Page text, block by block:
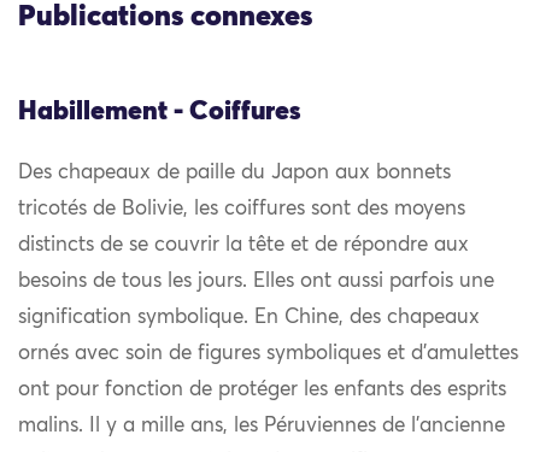
Publications connexes
Habillement - Coiffures
Des chapeaux de paille du Japon aux bonnets
tricotés de Bolivie, les coiffures sont des moyens
distincts de se couvrir la tête et de répondre aux
besoins de tous les jours. Elles ont aussi parfois une
signification symbolique. En Chine, des chapeaux
ornés avec soin de figures symboliques et d’amulettes
ont pour fonction de protéger les enfants des esprits
malins. Il y a mille ans, les Péruviennes de l’ancienne